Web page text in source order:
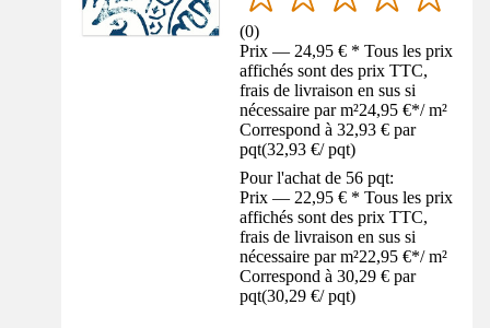
(0)
Prix — 24,95 € * Tous les prix
affichés sont des prix TTC,
frais de livraison en sus si
nécessaire par m²24,95 €*/ m²
Correspond à 32,93 € par
pqt(32,93 €/ pqt)
Pour l'achat de 56 pqt:
Prix — 22,95 € * Tous les prix
affichés sont des prix TTC,
frais de livraison en sus si
nécessaire par m²22,95 €*/ m²
Correspond à 30,29 € par
pqt(30,29 €/ pqt)